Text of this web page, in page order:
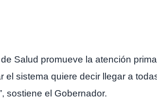
Salud promueve la atención
el sistema quiere decir llegar a
sostiene el Gobernador.